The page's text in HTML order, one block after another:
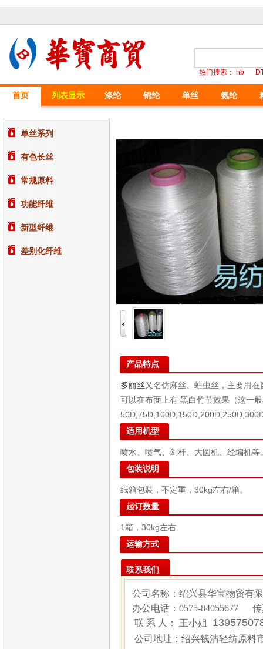
热门搜索： hb
首页 列表显示 涤纶 锦纶 单丝 氨纶
单丝系列
有色长丝
常规原料
功能纤维
新型纤维
差别化纤维
产品特点
多丽丝又名仿麻丝、蛀虫丝，主要用
可以在布面上有 黑白竹节效果（这一
适用机型
喷水、喷气、剑杆、大圆机、经编机等
包装说明
纸箱包装，不定重，30kg左右/箱。
起订数量
1箱，30kg左右.
运输方式
联系我们
公司名称：绍兴县华宝物贸有
办公电话：0575-84055677
联 系 人： 王小姐
公司地址：绍兴钱清轻纺原料